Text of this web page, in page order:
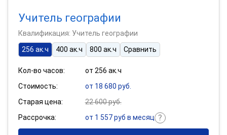
Учитель географии
Квалификация: Учитель географии
256 ак.ч
400 ак.ч 800 ак.ч Сравнить
Кол-во часов:
от 256 ак.ч
Стоимость:
от 18 680 руб.
Старая цена:
22 600 руб.
Рассрочка:
от 1 557 руб в месяц